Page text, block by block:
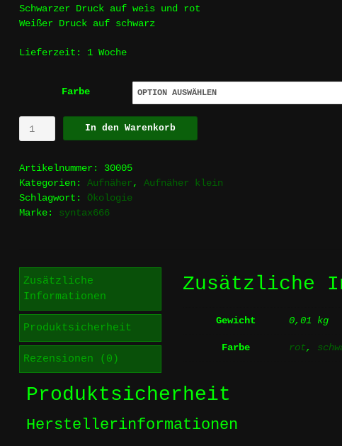
Schwarzer Druck auf weis und rot
Weißer Druck auf schwarz
Lieferzeit: 1 Woche
Farbe
Das
Wort
für
Welt
ist
Menge
In den Warenkorb
Artikelnummer: 30005
Kategorien: Aufnäher, Aufnäher klein
Schlagwort: Ökologie
Marke: syntax666
Zusätzliche
Informationen
Produktsicherheit
Rezensionen (0)
Zusätzliche
Gewicht 0,01 kg
Farbe rot,
Produktsicherheit
Herstellerinformationen